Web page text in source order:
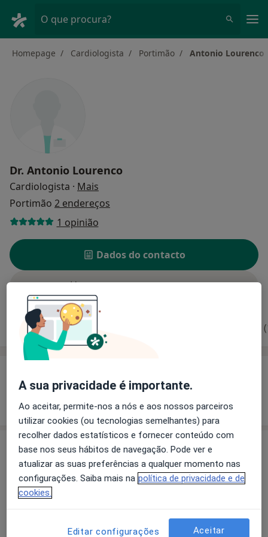
O que procura?
Homepage Cardiologista Portimão Antonio Lourenco
Dr. Antonio Lourenco
Cardiologista · Mais
Portimão 2 endereços
1 opinião
Dados do contacto
Solicite um atendimento
Experiência Opiniões
Mostrar mais detalhes
sobre a experiência
Preços
Sem informação sobre serviços e preços
Este especialista ainda não adicionou nenhuma
A sua privacidade é importante.
Ao aceitar, permite-nos a nós e aos nossos parceiros
utilizar cookies (ou tecnologias semelhantes) para
recolher dados estatísticos e fornecer conteúdo com
base nos seus hábitos de navegação. Pode ver e
atualizar as suas preferências a qualquer momento nas
configurações. Saiba mais na política de privacidade e de
cookies.
Editar configurações Aceitar